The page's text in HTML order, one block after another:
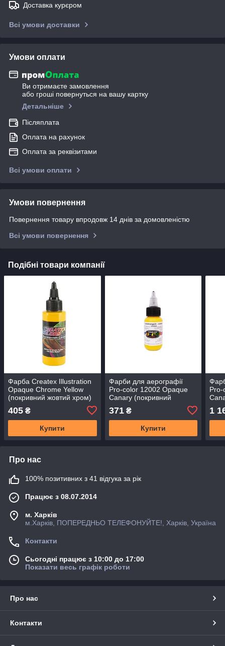
Доставка курєром
Всі умови доставки
Умови оплати
Ви отримаєте замовлення
або гроші повернуться на вашу картку
Детальніше
Післяплата
Оплата на рахунок
Оплата за реквізитами
Всі умови оплати
Умови повернення
Повернення товару впродовж 14 днів за домовленістю
Всі умови повернення
Подібні товари компанії
Фарба Createx Illustration
Opaque Chrome Yellow
(покривний жовтий хром)
405 ₴
Купити
Фарби для аерографії
Pro-color 12002 Opaque
Canary (покривний
мл
371₴
Купити
Pro-
мл
1
Про нас
100% позитивних з 41 відгука за рік
Працює з 08.07.2014
м. Харків
м.Харків, ПОПЕРЕДНЬО ТЕЛЕФОНУЙТЕ!, Харків, Україна
Контакти
Сьогодні працює з 10:00 до 17:00
Показати весь графік роботи
Про нас
Контакти